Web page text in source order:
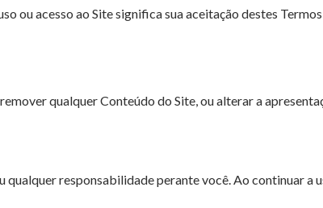
ou acesso ao Site significa sua aceitação destes
qualquer Conteúdo do Site, ou alterar a
responsabilidade perante você. Ao continuar a